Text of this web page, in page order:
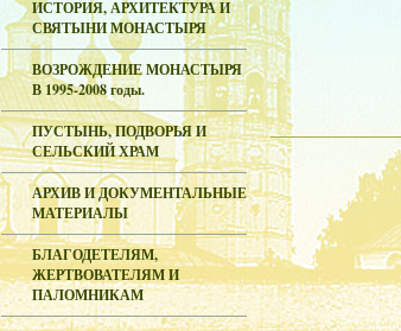
ИСТОРИЯ, АРХИТЕКТУРА И
СВЯТЫНИ МОНАСТЫРЯ
ВОЗРОЖДЕНИЕ МОНАСТЫРЯ
В 1995-2008 годы.
ПУСТЫНЬ, ПОДВОРЬЯ И
СЕЛЬСКИЙ ХРАМ
АРХИВ И ДОКУМЕНТАЛЬНЫЕ
МАТЕРИАЛЫ
БЛАГОДЕТЕЛЯМ,
ЖЕРТВОВАТЕЛЯМ И
ПАЛОМНИКАМ